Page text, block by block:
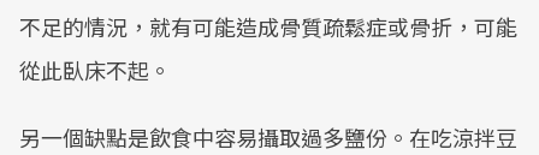
不足的情況，就有可能造成骨質疏鬆症或骨折，可能
從此臥床不起。
另一個缺點是飲食中容易攝取過多鹽份。在吃涼拌豆